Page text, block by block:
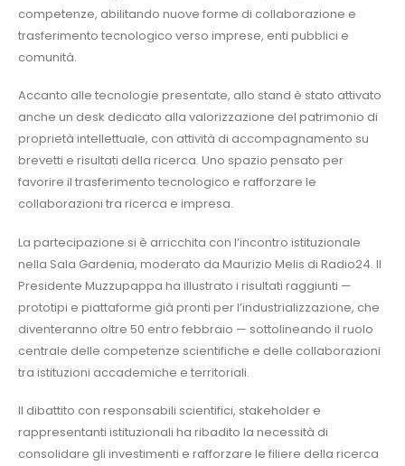
competenze, abilitando nuove forme di collaborazione e
trasferimento tecnologico verso imprese, enti pubblici e
comunità.
Accanto alle tecnologie presentate, allo stand è stato attivato
anche un desk dedicato alla valorizzazione del patrimonio di
proprietà intellettuale, con attività di accompagnamento su
brevetti e risultati della ricerca. Uno spazio pensato per
favorire il trasferimento tecnologico e rafforzare le
collaborazioni tra ricerca e impresa.
La partecipazione si è arricchita con l’incontro istituzionale
nella Sala Gardenia, moderato da Maurizio Melis di Radio24. Il
Presidente Muzzupappa ha illustrato i risultati raggiunti —
prototipi e piattaforme già pronti per l’industrializzazione, che
diventeranno oltre 50 entro febbraio — sottolineando il ruolo
centrale delle competenze scientifiche e delle collaborazioni
tra istituzioni accademiche e territoriali.
Il dibattito con responsabili scientifici, stakeholder e
rappresentanti istituzionali ha ribadito la necessità di
consolidare gli investimenti e rafforzare le filiere della ricerca